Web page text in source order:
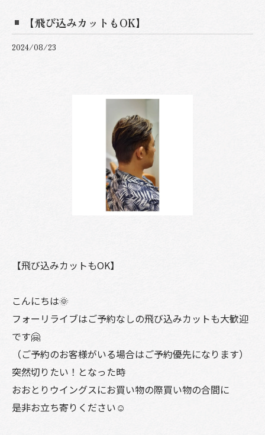
【飛び込みカットもOK】
2024/08/23
【飛び込みカットもOK】
こんにちは🌞
フォーリライブはご予約なしの飛び込みカットも大歓迎
です🤗
（ご予約のお客様がいる場合はご予約優先になります）
突然切りたい！となった時
おおとりウイングスにお買い物の際買い物の合間に
是非お立ち寄りください☺️